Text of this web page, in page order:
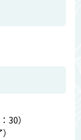
30）